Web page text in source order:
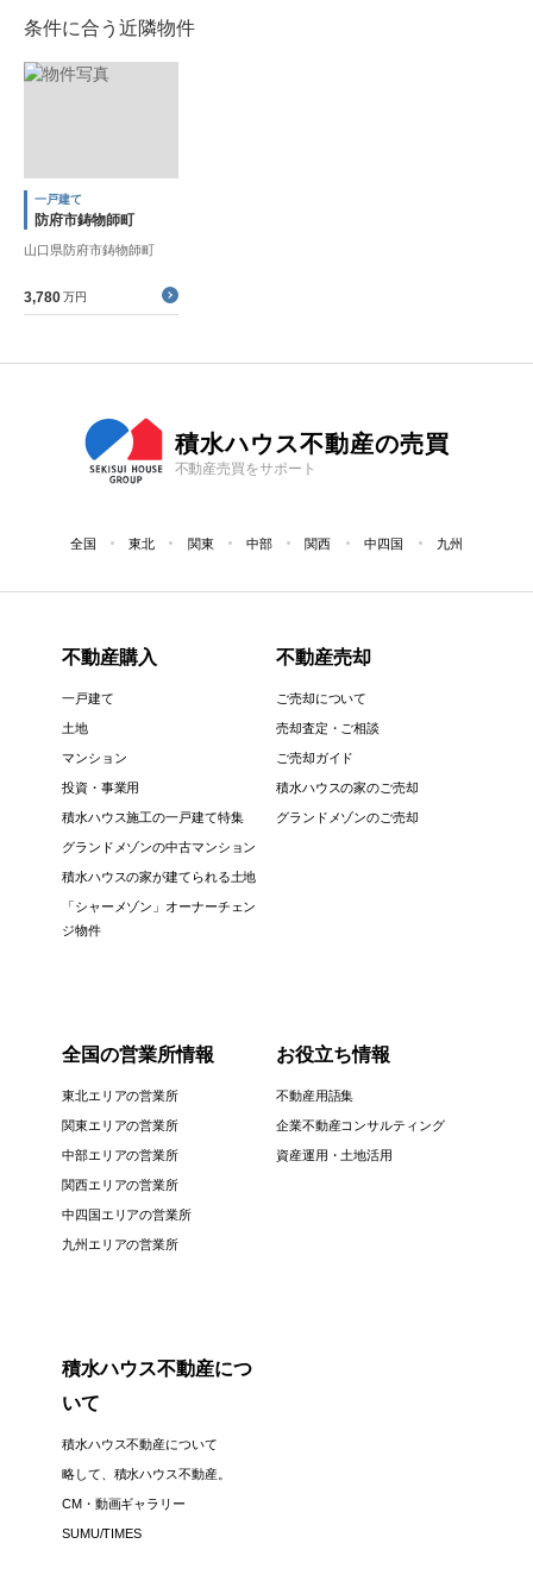
条件に合う近隣物件
一戸建て
防府市鋳物師町
山口県防府市鋳物師町
3,780 万円
積水ハウス不動産の売買
不動産売買をサポート
全国 東北 関東 中部 関西 中四国 九州
不動産購入
一戸建て
土地
マンション
投資・事業用
積水ハウス施工の一戸建て特集
グランドメゾンの中古マンション
積水ハウスの家が建てられる土地
「シャーメゾン」オーナーチェン
ジ物件
不動産売却
ご売却について
売却査定・ご相談
ご売却ガイド
積水ハウスの家のご売却
グランドメゾンのご売却
全国の営業所情報
東北エリアの営業所
関東エリアの営業所
中部エリアの営業所
関西エリアの営業所
中四国エリアの営業所
九州エリアの営業所
お役立ち情報
不動産用語集
企業不動産コンサルティング
資産運用・土地活用
積水ハウス不動産につ
いて
積水ハウス不動産について
略して、積水ハウス不動産。
CM・動画ギャラリー
SUMU/TIMES